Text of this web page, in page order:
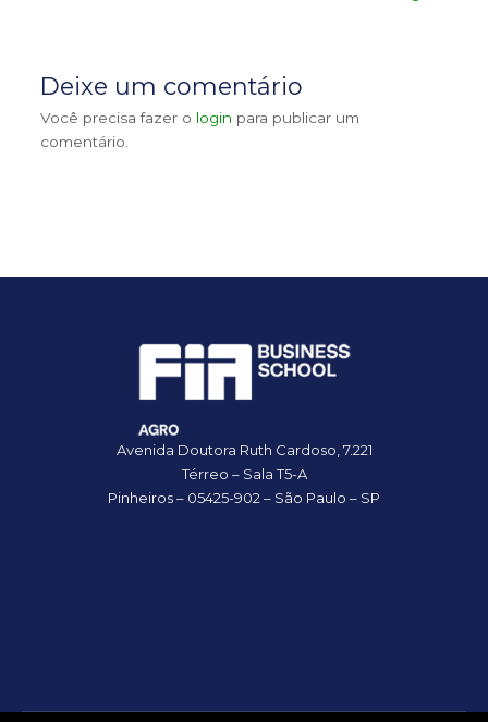
Deixe um comentário
Você precisa fazer o login para publicar um
comentário.
Avenida Doutora Ruth Cardoso, 7.221
Térreo – Sala T5-A
Pinheiros – 05425-902 – São Paulo – SP